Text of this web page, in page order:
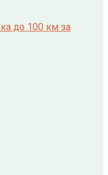
до 100 км за